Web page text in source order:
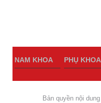
NAM KHOA PHỤ KHOA
Bản quyền nội